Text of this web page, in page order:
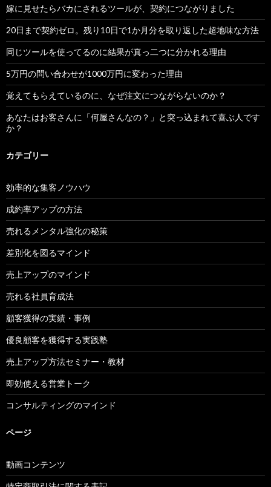
嫁に見せたらバカにされるツールが、契約につながりました
20日まで契約ゼロ。残り10日で1か月分を取り返した超地味な方法
同じツールを使ってるのに結果が真っ二つに分かれる理由
5万円の問い合わせが1000万円に変わった理由
覚えてもらえているのに、なぜ注文につながらないのか？
あなたはお客さんに「何屋さんなの？」と突っ込まれて喜ぶ人です
か？
カテゴリー
効率的な集客ノウハウ
成約率アップの方法
売れるメンタル強化の秘策
差別化を図るマインド
売上アップのマインド
売れる社員育成法
顧客獲得の実績・事例
優良顧客を獲得する実践塾
売上アップ方法セミナー・教材
即効使える営業トーク
コンサルティングのマインド
ページ
動画コンテンツ